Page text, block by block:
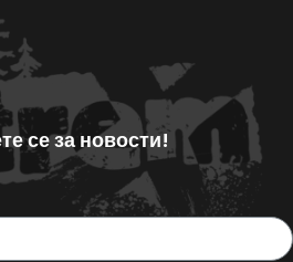
се за новости!